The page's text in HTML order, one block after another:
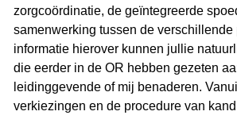
zorgcoördinatie, de geïntegreerde
samenwerking tussen de
informatie hierover kunnen jullie
die eerder in de OR hebben gezeten
leidinggevende of mij benaderen.
verkiezingen en de procedure van